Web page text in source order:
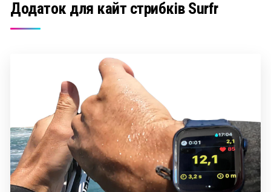
Додаток для кайт стрибків Surfr